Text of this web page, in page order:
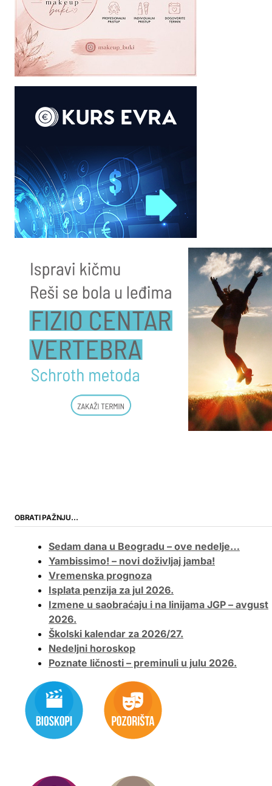
OBRATI PAŽNJU…
Sedam dana u Beogradu – ove nedelje…
Yambissimo! – novi doživljaj jamba!
Vremenska prognoza
Isplata penzija za jul 2026.
Izmene u saobraćaju i na linijama JGP – avgust
2026.
Školski kalendar za 2026/27.
Nedeljni horoskop
Poznate ličnosti – preminuli u julu 2026.